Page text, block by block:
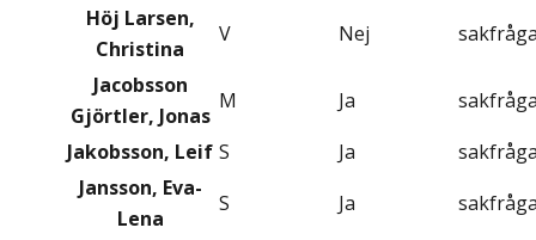
Höj Larsen,
Christina
V Nej
Jacobsson
Gjörtler, Jonas
M Ja
Jakobsson, Leif S Ja
Jansson, Eva-
Lena
S Ja